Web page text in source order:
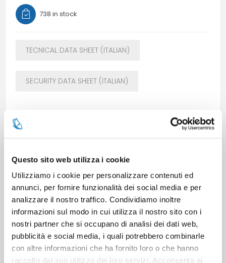
Questo sito web utilizza i cookie
Utilizziamo i cookie per personalizzare contenuti ed
annunci, per fornire funzionalità dei social media e per
analizzare il nostro traffico. Condividiamo inoltre
informazioni sul modo in cui utilizza il nostro sito con i
nostri partner che si occupano di analisi dei dati web,
pubblicità e social media, i quali potrebbero combinarle
con altre informazioni che ha fornito loro o che hanno
raccolto dal suo utilizzo dei loro servizi. Acconsenta ai
738 in stock
TECNICAL DATA SHEET (ITALIAN)
SECURITY DATA SHEET (ITALIAN)
OVERVIEW
SPECIFICATIONS